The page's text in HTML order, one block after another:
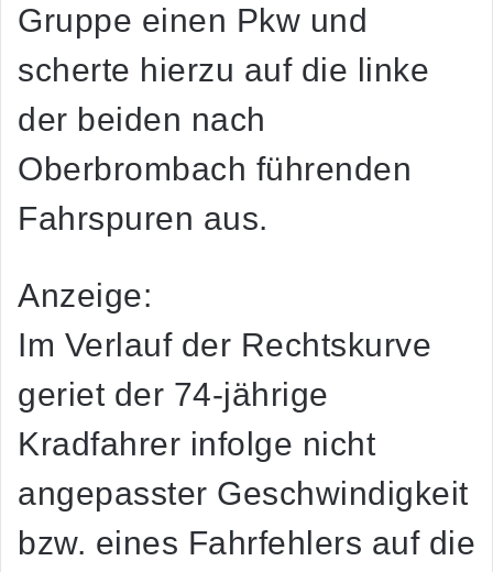
Gruppe einen Pkw und
scherte hierzu auf die linke
der beiden nach
Oberbrombach führenden
Fahrspuren aus.
Anzeige:
Im Verlauf der Rechtskurve
geriet der 74-jährige
Kradfahrer infolge nicht
angepasster Geschwindigkeit
bzw. eines Fahrfehlers auf die